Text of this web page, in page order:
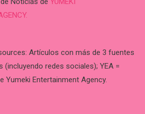
Artículos con más de 3 fuentes
(incluyendo redes sociales); YEA =
Yumeki Entertainment Agency.